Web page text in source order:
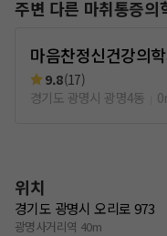
주변 다른 마취통증의
마음찬정신건강의
9.8(17)
경기도 광명시 광명4동
위치
경기도 광명시 오리로 973
광명사거리역 40m